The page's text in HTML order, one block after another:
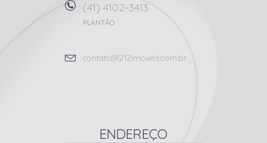
(41) 4102-3413
PLANTÃO
contato@212imoveis.com.br
ENDEREÇO